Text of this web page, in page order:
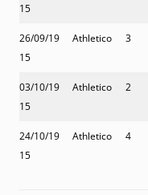
15
26/09/19
15
Athletico 3
03/10/19
15
Athletico 2
24/10/19
15
Athletico 4